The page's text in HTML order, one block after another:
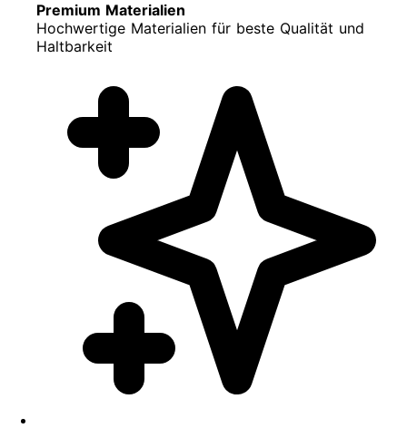
Premium Materialien
Hochwertige Materialien für beste Qualität und
Haltbarkeit